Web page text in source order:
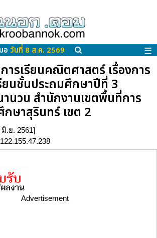
อ วันที่ 8 ส.ค. 2569 ☰
รเรียนคณิตศาสตร์ เรื่องการ
ยนชั้นประถมศึกษาปีที่ 3
านวน สำนักงานเขตพื้นที่การ
ษาสุรินทร์ เขต 2
มิ.ย. 2561]
Advertisement